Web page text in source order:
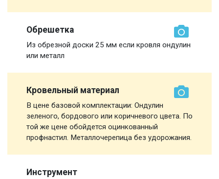
Обрешетка
Из обрезной доски 25 мм если кровля ондулин
или металл
Кровельный материал
В цене базовой комплектации: Ондулин
зеленого, бордового или коричневого цвета. По
той же цене обойдется оцинкованный
профнастил. Металлочерепица без удорожания.
Инструмент